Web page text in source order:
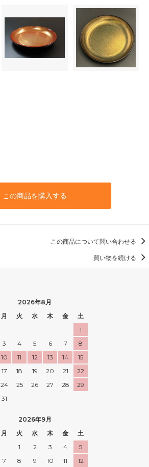
この商品を購入する
この商品について問い合わせる
買い物を続ける
2026年8月
月 火 水 木 金
土
1
3 4 5 6 7
8
10 11 12 13 14
15
17 18 19 20 21
22
24 25 26 27 28
29
31
2026年9月
月 火 水 木 金
土
1
2 3 4
5
7 8 9 10 11
12